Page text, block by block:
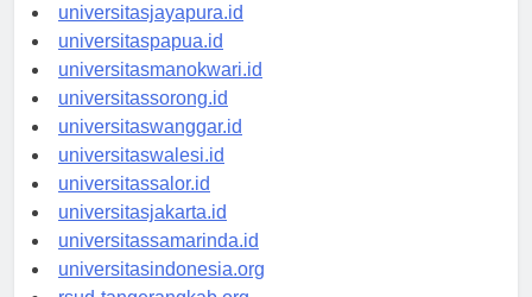
universitassofifi.id
universitasjayapura.id
universitaspapua.id
universitasmanokwari.id
universitassorong.id
universitaswanggar.id
universitaswalesi.id
universitassalor.id
universitasjakarta.id
universitassamarinda.id
universitasindonesia.org